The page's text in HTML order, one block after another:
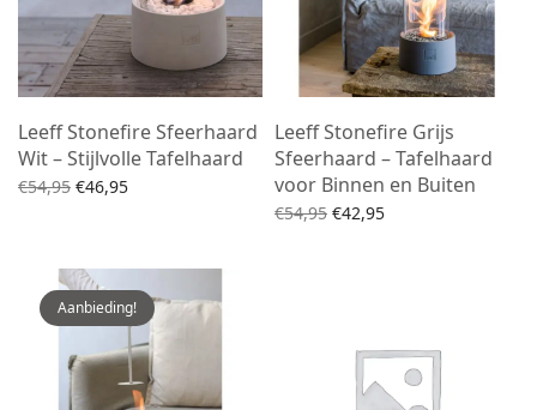
Leeff Stonefire Sfeerhaard
Wit – Stijlvolle Tafelhaard
€54,95 Oorspronkelijke
€46,95Huidige
Leeff Stonefire Grijs
Sfeerhaard – Tafelhaard
voor Binnen en Buiten
€54,95 Oorspronkelijke
€42,95Huidige
Aanbieding!